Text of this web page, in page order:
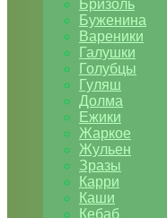
Бризоль
Буженина
Вареники
Галушки
Голубцы
Гуляш
Долма
Ежики
Жаркое
Жульен
Зразы
Карри
Каши
Кебаб